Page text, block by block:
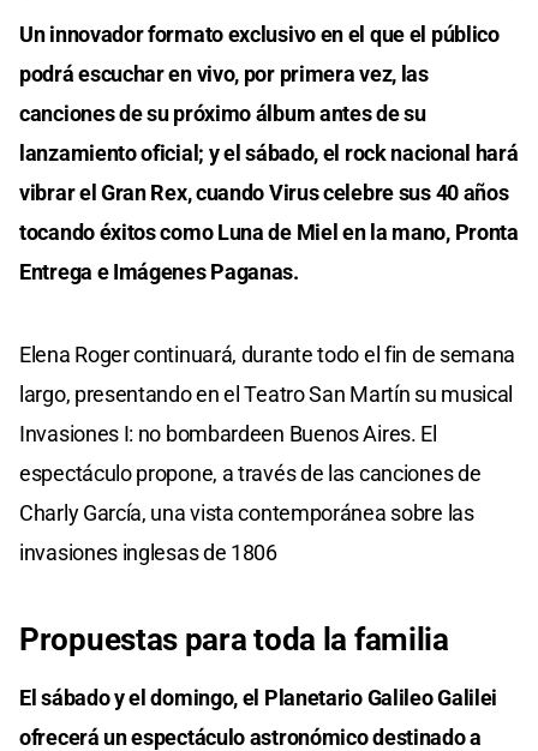
Un innovador formato exclusivo en el que el público
podrá escuchar en vivo, por primera vez, las
canciones de su próximo álbum antes de su
lanzamiento oficial; y el sábado, el rock nacional hará
vibrar el Gran Rex, cuando Virus celebre sus 40 años
tocando éxitos como Luna de Miel en la mano, Pronta
Entrega e Imágenes Paganas.
Elena Roger continuará, durante todo el fin de semana
largo, presentando en el Teatro San Martín su musical
Invasiones I: no bombardeen Buenos Aires. El
espectáculo propone, a través de las canciones de
Charly García, una vista contemporánea sobre las
invasiones inglesas de 1806
Propuestas para toda la familia
El sábado y el domingo, el Planetario Galileo Galilei
ofrecerá un espectáculo astronómico destinado a